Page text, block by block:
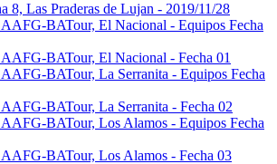
8, Las Praderas de Lujan - 2019/11/28
BATour, El Nacional - Equipos Fecha
BATour, El Nacional - Fecha 01
BATour, La Serranita - Equipos Fecha
BATour, La Serranita - Fecha 02
BATour, Los Alamos - Equipos Fecha
BATour, Los Alamos - Fecha 03